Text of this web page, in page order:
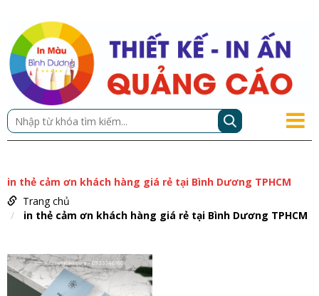
in thẻ cảm ơn khách hàng giá rẻ tại Bình Dương TPHCM
Trang chủ
in thẻ cảm ơn khách hàng giá rẻ tại Bình Dương TPHCM